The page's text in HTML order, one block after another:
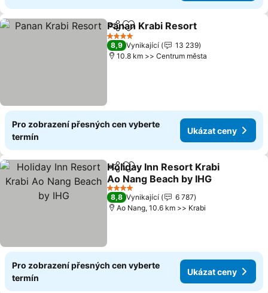
SdíletPřidat na seznam oblíbených
Panan Krabi Resort
4 Počet hvězdiček
8,9 Vynikající
13 239
10.8 km >> Centrum města
Pro zobrazení přesných cen vyberte
termín
Ukázat ceny
SdíletPřidat na seznam oblíbených
Holiday Inn Resort Krabi
Ao Nang Beach by IHG
4 Počet hvězdiček
8,8 Vynikající
6 787
Ao Nang, 10.6 km >> Krabi
Pro zobrazení přesných cen vyberte
termín
Ukázat ceny